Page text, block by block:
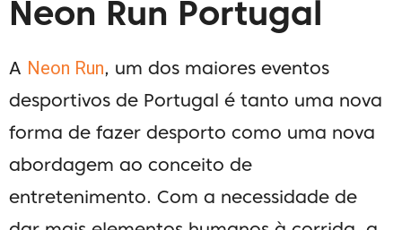
Neon Run Portugal
A Neon Run, um dos maiores eventos
desportivos de Portugal é tanto uma nova
forma de fazer desporto como uma nova
abordagem ao conceito de
entretenimento. Com a necessidade de